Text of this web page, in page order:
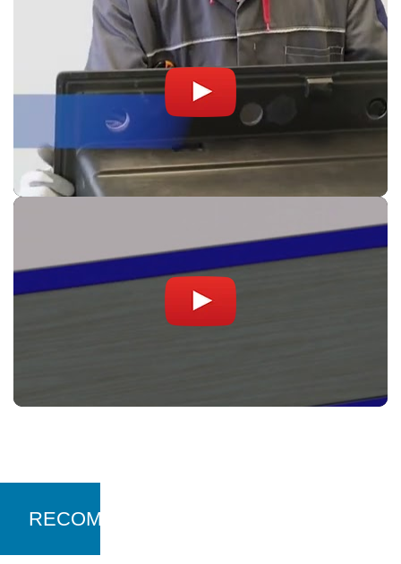
RECOMANDARI